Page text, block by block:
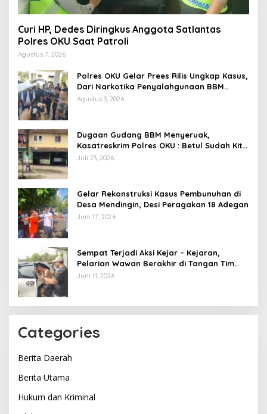
Curi HP, Dedes Diringkus Anggota Satlantas
Polres OKU Saat Patroli
Agustus 7, 2026
Polres OKU Gelar Prees Rilis Ungkap Kasus,
Dari Narkotika Penyalahgunaan BBM
Hingga Kasus Korupsi
Agustus 3, 2026
Dugaan Gudang BBM Menyeruak,
Kasatreskrim Polres OKU : Betul Sudah Kita
Pasang Police Line
Juli 23, 2026
Gelar Rekonstruksi Kasus Pembunuhan di
Desa Mendingin, Desi Peragakan 18 Adegan
Juni 17, 2026
Sempat Terjadi Aksi Kejar – Kejaran,
Pelarian Wawan Berakhir di Tangan Tim
Opsnal Polsek Lubuk Batang, Kaki
Juni 11, 2026
Categories
Berita Daerah
Berita Utama
Hukum dan Kriminal